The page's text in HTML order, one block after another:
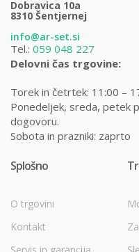
Dobravica 10a
8310 Šentjernej
info@ar-set.si
Tel.: 059 048 227
Delovni čas trgovine:
Torek in četrtek: 11:00 –
Ponedeljek, sreda, petek
dogovoru.
Sobota in prazniki: zaprto
Splošno
O trgovini
Kontakt